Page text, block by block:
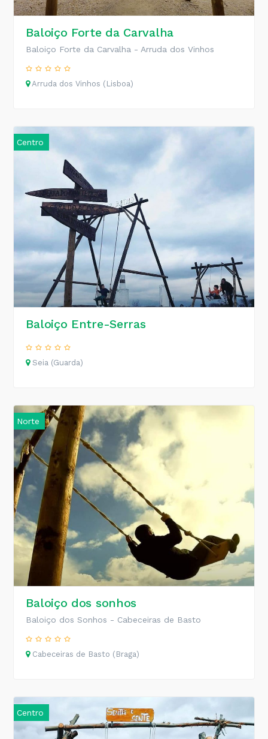
Baloiço Forte da Carvalha
Baloiço Forte da Carvalha - Arruda dos Vinhos
Arruda dos Vinhos (Lisboa)
Centro
Baloiço Entre-Serras
Seia (Guarda)
Norte
Baloiço dos sonhos
Baloiço dos Sonhos - Cabeceiras de Basto
Cabeceiras de Basto (Braga)
Centro